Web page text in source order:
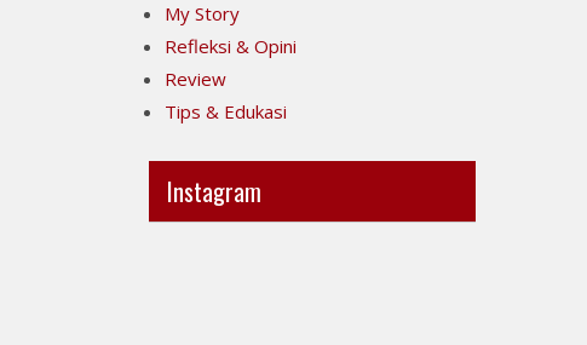
My Story
Refleksi & Opini
Review
Tips & Edukasi
Instagram